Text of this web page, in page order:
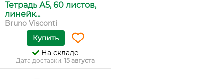
Тетрадь А5, 60 листов,
линейк...
Bruno Visconti
Купить
На складе
Дата доставки: 15 августа